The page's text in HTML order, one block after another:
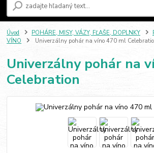
Úvod POHÁRE, MISY, VÁZY, FĽAŠE, DOPLNKY
VÍNO
Univerzálny pohár na víno 470 ml
Univerzálny pohár na
Celebration